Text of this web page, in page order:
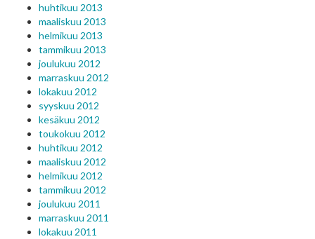
huhtikuu 2013
maaliskuu 2013
helmikuu 2013
tammikuu 2013
joulukuu 2012
marraskuu 2012
lokakuu 2012
syyskuu 2012
kesäkuu 2012
toukokuu 2012
huhtikuu 2012
maaliskuu 2012
helmikuu 2012
tammikuu 2012
joulukuu 2011
marraskuu 2011
lokakuu 2011